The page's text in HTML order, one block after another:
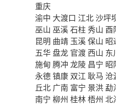
重庆
渝中 大渡口 江北沙坪
巫山 巫溪石柱 秀山 酉
昆明 曲靖 玉溪保山 昭
五华盘龙 官渡 西山 东
施甸 腾冲 龙陵 昌宁 昭
永德镇康 双江 耿马 沧
丘北 广南 富宁 景洪 勐
南宁 柳州 桂林梧州 北